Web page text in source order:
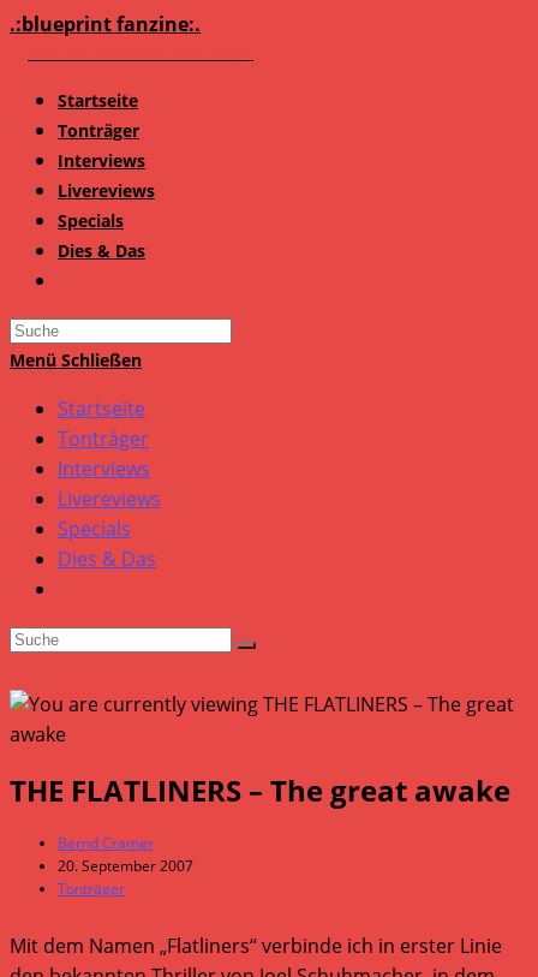
Zum
.:blueprint fanzine:.
Startseite
Tonträger
Interviews
Livereviews
Specials
Dies & Das
Search
this
Menü Schließen
Startseite
Tonträger
Interviews
Livereviews
Specials
Dies & Das
THE FLATLINERS – The great awake
Beitrags-
Autor:
Bernd Cramer
Beitrag
veröffentlicht:
20. September 2007
Beitrags-
Tonträger
Mit dem Namen „Flatliners“ verbinde ich in erster Linie